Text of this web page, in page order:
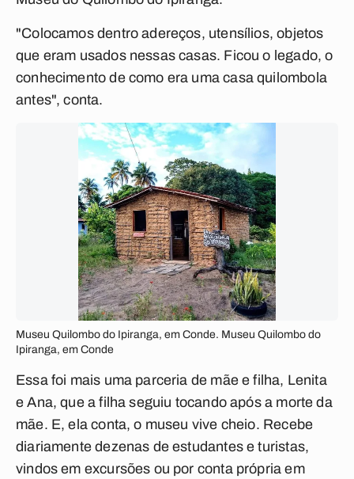
"Colocamos dentro adereços, utensílios, objetos
que eram usados nessas casas. Ficou o legado, o
conhecimento de como era uma casa quilombola
antes", conta.
Museu Quilombo do Ipiranga, em Conde. Museu Quilombo do
Ipiranga, em Conde
Essa foi mais uma parceria de mãe e filha, Lenita
e Ana, que a filha seguiu tocando após a morte da
mãe. E, ela conta, o museu vive cheio. Recebe
diariamente dezenas de estudantes e turistas,
vindos em excursões ou por conta própria em